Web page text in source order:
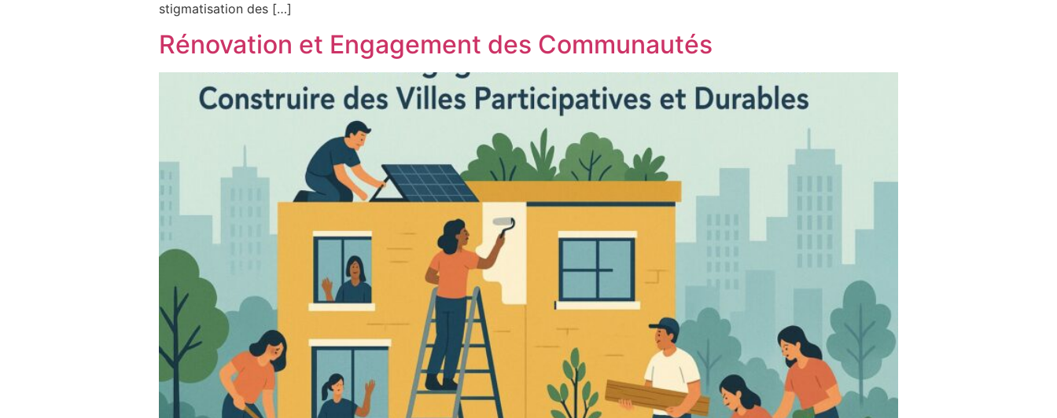
stigmatisation des […]
Rénovation et Engagement des Communautés